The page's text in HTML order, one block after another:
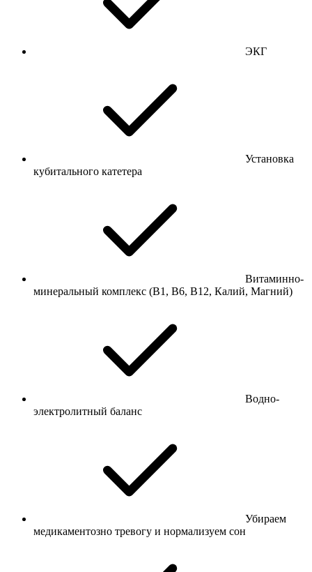
ЭКГ
Установка
кубитального катетера
Витаминно-
минеральный комплекс (В1, В6, В12, Калий, Магний)
Водно-
электролитный баланс
Убираем
медикаментозно тревогу и нормализуем сон